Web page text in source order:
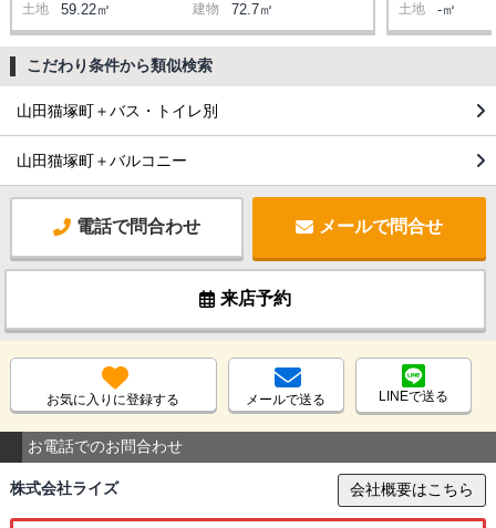
土地 59.22㎡ 建物 72.7㎡ 土地 -㎡
こだわり条件から類似検索
山田猫塚町＋バス・トイレ別
山田猫塚町＋バルコニー
電話で問合わせ メールで問合せ
来店予約
お気に入りに登録する メールで送る LINEで送る
お電話でのお問合わせ
株式会社ライズ 会社概要はこちら